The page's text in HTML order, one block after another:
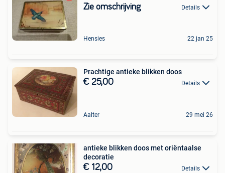
Zie omschrijving Details
Hensies 22 jan 25
Prachtige antieke blikken doos
€ 25,00 Details
Aalter 29 mei 26
antieke blikken doos met oriëntaalse
decoratie
€ 12,00 Details